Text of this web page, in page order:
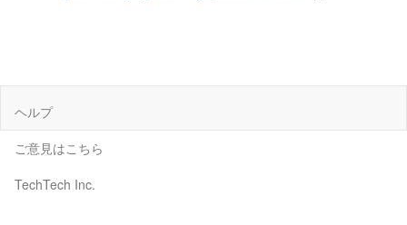
ヘルプ
ご意見はこちら
TechTech Inc.